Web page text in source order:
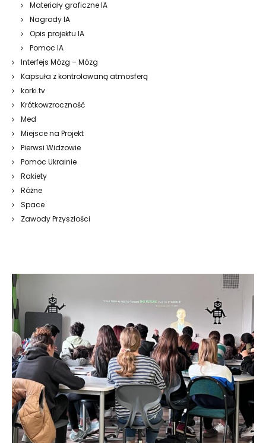
Materiały graficzne IA
Nagrody IA
Opis projektu IA
Pomoc IA
Interfejs Mózg – Mózg
Kapsuła z kontrolowaną atmosferą
korki.tv
Krótkowzroczność
Med
Miejsce na Projekt
Pierwsi Widzowie
Pomoc Ukrainie
Rakiety
Różne
Space
Zawody Przyszłości